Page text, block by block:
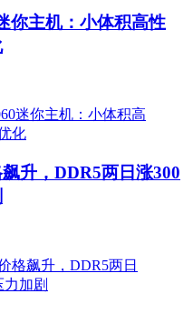
你主机：小体积高性
升，DDR5两日涨300